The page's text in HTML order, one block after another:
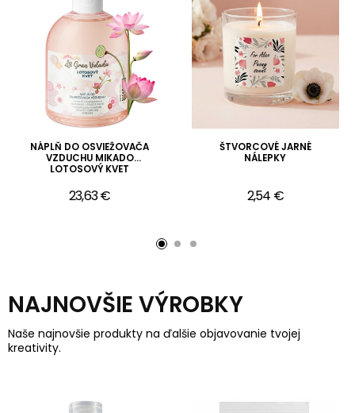
NÁPLŇ DO OSVIEŽOVAČA
VZDUCHU MIKADO
LOTOSOVÝ KVET
23,63 €
ŠTVORCOVÉ JARNÉ
NÁLEPKY
2,54 €
NAJNOVŠIE VÝROBKY
Naše najnovšie produkty na ďalšie objavovanie tvojej
kreativity.